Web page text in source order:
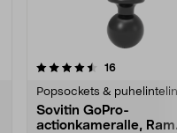
16arvostelut
Popsockets &
Sovitin GoPro-
actionkameralle, Ram
4.0 viidestä